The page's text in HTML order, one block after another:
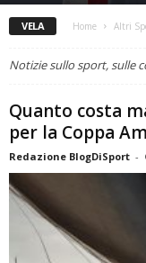
VELA Home Altri
Notizie sullo sport, sulle
Quanto costa
per la Coppa
Redazione BlogDiSport -